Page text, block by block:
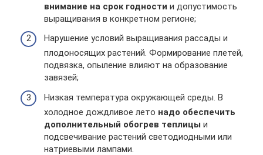
внимание на срок годности и допустимость
выращивания в конкретном регионе;
Нарушение условий выращивания рассады и
плодоносящих растений. Формирование плетей,
подвязка, опыление влияют на образование
завязей;
Низкая температура окружающей среды. В
холодное дождливое лето надо обеспечить
дополнительный обогрев теплицы и
подсвечивание растений светодиодными или
натриевыми лампами.